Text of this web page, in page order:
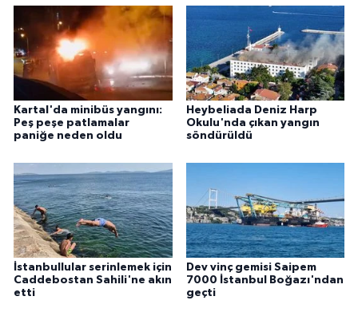
Kartal'da minibüs yangını:
Peş peşe patlamalar
paniğe neden oldu
Heybeliada Deniz Harp
Okulu'nda çıkan yangın
söndürüldü
İstanbullular serinlemek için
Caddebostan Sahili'ne akın
etti
Dev vinç gemisi Saipem
7000 İstanbul Boğazı'ndan
geçti